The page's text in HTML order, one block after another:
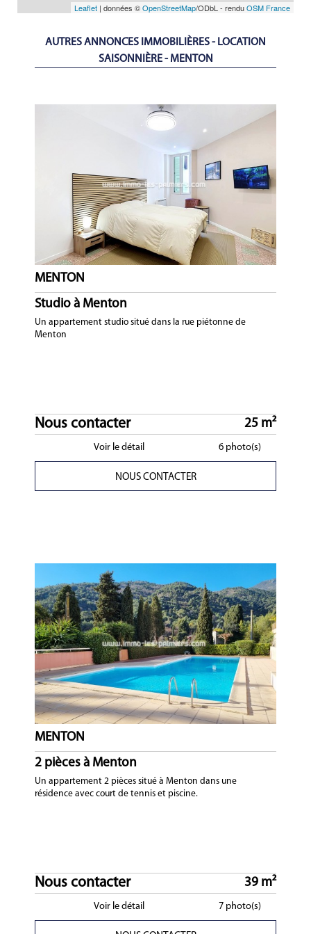
Leaflet | données ©OpenStreetMap/ODbL - renduOSM France
AUTRES ANNONCES IMMOBILIÈRES - LOCATION
SAISONNIÈRE - MENTON
MENTON
Studio à Menton
Un appartement studio situé dans la rue piétonne de
Menton
Nous contacter 25 m²
Voir le détail 6 photo(s)
NOUS CONTACTER
MENTON
2 pièces à Menton
Un appartement 2 pièces situé à Menton dans une
résidence avec court de tennis et piscine.
Nous contacter 39 m²
Voir le détail 7 photo(s)